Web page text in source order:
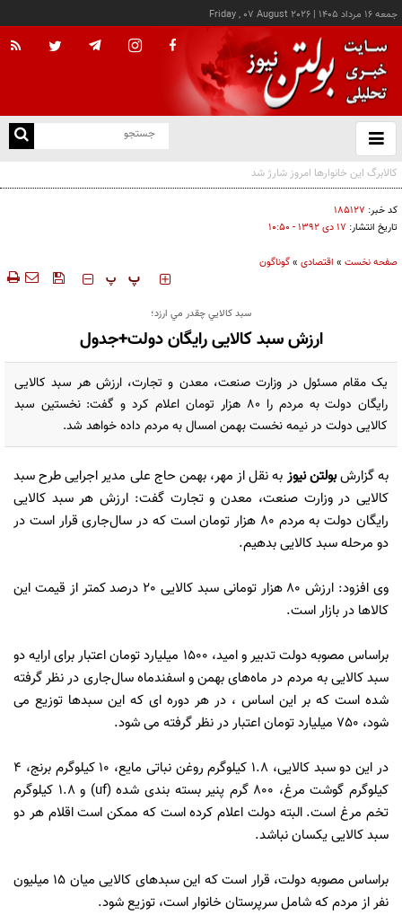
جمعه ۱۶ مرداد ۱۴۰۵ |
Friday , 07 August 2026
باز
و
کد خبر: ۱۸۵۱۲۷
تاریخ انتشار: ۱۷ دی ۱۳۹۲ - ۱۰:۵۰
صفحه نخست » اقتصادی »گوناگون
‍‍‍ پ پ
سبد كالايي چقدر مي ارزد؛
ارزش سبد کالایی رایگان دولت+جدول
یک مقام مسئول در وزارت صنعت، معدن و تجارت، ارزش هر سبد کالایی
رایگان دولت به مردم را 80 هزار تومان اعلام کرد و گفت: نخستین سبد
کالایی دولت در نیمه نخست بهمن امسال به مردم داده خواهد شد.
به گزارشبولتن نیوز به نقل از مهر، بهمن حاج علی مدیر اجرایی طرح سبد
کالایی در وزارت صنعت، معدن و تجارت گفت: ارزش هر سبد کالایی
رایگان دولت به مردم 80 هزار تومان است که در سال‌جاری قرار است در
دو مرحله سبد کالایی بدهیم.
وی افزود: ارزش 80 هزار تومانی سبد کالایی 20 درصد کمتر از قیمت این
کالاها در بازار است.
براساس مصوبه دولت تدبیر و امید، 1500 میلیارد تومان اعتبار برای ارایه دو
سبد کالایی به مردم در ماه‌های بهمن و اسفندماه سال‌جاری در نظر گرفته
شده است که بر این اساس ، در هر دوره ای که این سبدها توزیع می
شود، 750 میلیارد تومان اعتبار در نظر گرفته می شود.
در این دو سبد کالایی، 1.8 کیلوگرم روغن نباتی مایع، 10 کیلوگرم برنج، 4
کیلوگرم گوشت مرغ، 800 گرم پنیر بسته بندی شده (uf) و 1.8 کیلوگرم
تخم مرغ است. البته دولت اعلام کرده است که ممکن است اقلام هر دو
سبد کالایی یکسان نباشد.
براساس مصوبه دولت، قرار است که این سبدهای کالایی میان 15 میلیون
نفر از مردم که شامل سرپرستان خانوار است، توزیع شود.